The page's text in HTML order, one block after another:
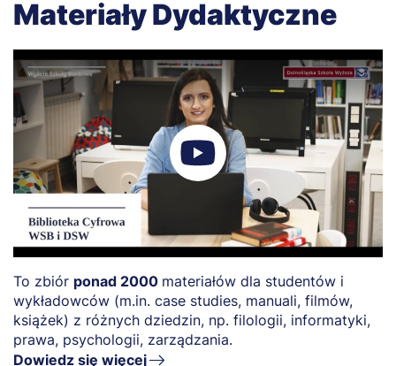
Materiały Dydaktyczne
To zbiór ponad 2000 materiałów dla studentów i
wykładowców (m.in. case studies, manuali, filmów,
książek) z różnych dziedzin, np. filologii, informatyki,
prawa, psychologii, zarządzania.
Dowiedz się więcej